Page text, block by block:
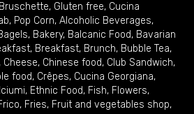
Bruschette, Gluten free, Cucina
, Pop Corn, Alcoholic Beverages,
, Bakery, Balcanic Food, Bavarian
, Breakfast, Brunch, Bubble Tea,
, Cheese, Chinese food, Club Sandwich,
food, Crêpes, Cucina Georgiana,
, Ethnic Food, Fish, Flowers,
, Fries, Fruit and vegetables shop,